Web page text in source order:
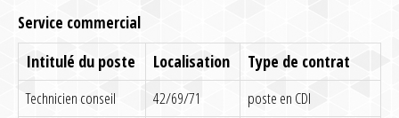
Service commercial
Intitulé du poste Localisation Type de contrat
Technicien conseil 42/69/71
poste en CDI